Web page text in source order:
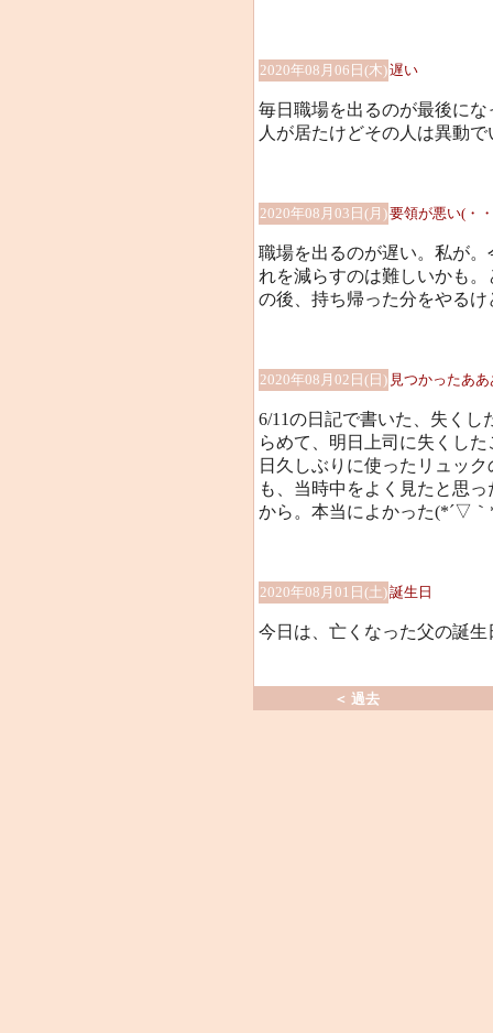
2020年08月06日(木)遅い
毎日職場を出るのが最後に
人が居たけどその人は異動
2020年08月03日(月)要領が悪い(・
職場を出るのが遅い。私が
れを減らすのは難しいかも
の後、持ち帰った分をやるけ
2020年08月02日(日) 見つかったあ
6/11の日記で書いた、失く
らめて、明日上司に失くし
日久しぶりに使ったリュッ
も、当時中をよく見たと思
から。本当によかった(*´▽
2020年08月01日(土)誕生日
今日は、亡くなった父の誕
＜ 過去